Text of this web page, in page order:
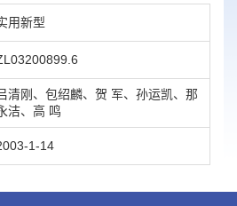
用新型
清刚、包绍麟、贺 军、孙运凯、那
洁、高 鸣
1-14